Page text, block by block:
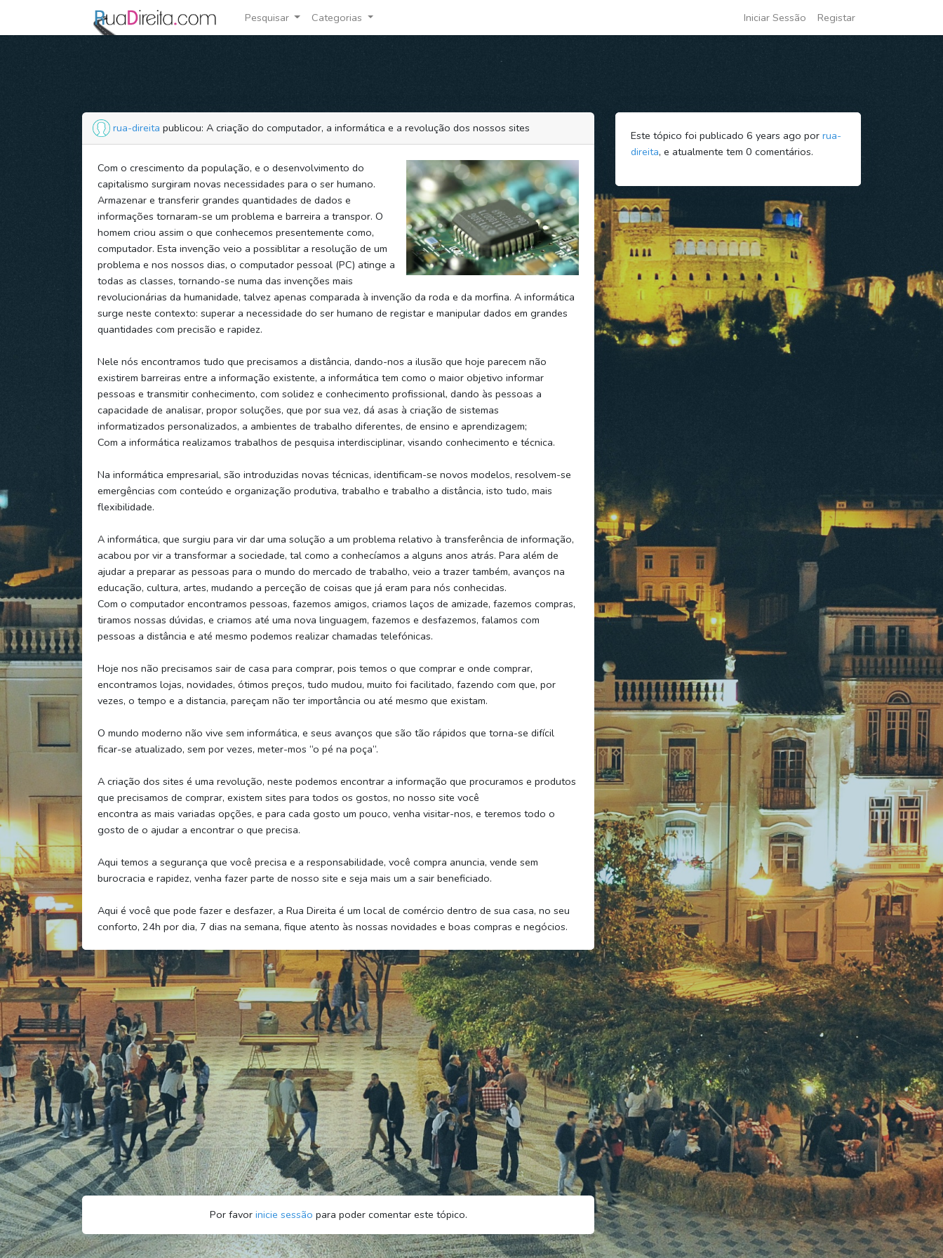
Pesquisar Categorias Iniciar Sessão Registar
rua-direita publicou: A criação do computador, a informática e a revolução dos nossos sites
Com o crescimento da população, e o desenvolvimento do
capitalismo surgiram novas necessidades para o ser humano.
Armazenar e transferir grandes quantidades de dados e
informações tornaram-se um problema e barreira a transpor. O
homem criou assim o que conhecemos presentemente como,
computador. Esta invenção veio a possiblitar a resolução de um
problema e nos nossos dias, o computador pessoal (PC) atinge a
todas as classes, tornando-se numa das invenções mais
revolucionárias da humanidade, talvez apenas comparada à invenção da roda e da morfina. A informática
surge neste contexto: superar a necessidade do ser humano de registar e manipular dados em grandes
quantidades com precisão e rapidez.
Nele nós encontramos tudo que precisamos a distância, dando-nos a ilusão que hoje parecem não
existirem barreiras entre a informação existente, a informática tem como o maior objetivo informar
pessoas e transmitir conhecimento, com solidez e conhecimento profissional, dando às pessoas a
capacidade de analisar, propor soluções, que por sua vez, dá asas à criação de sistemas
informatizados personalizados, a ambientes de trabalho diferentes, de ensino e aprendizagem;
Com a informática realizamos trabalhos de pesquisa interdisciplinar, visando conhecimento e técnica.
Na informática empresarial, são introduzidas novas técnicas, identificam-se novos modelos, resolvem-se
emergências com conteúdo e organização produtiva, trabalho e trabalho a distância, isto tudo, mais
flexibilidade.
A informática, que surgiu para vir dar uma solução a um problema relativo à transferência de informação,
acabou por vir a transformar a sociedade, tal como a conhecíamos a alguns anos atrás. Para além de
ajudar a preparar as pessoas para o mundo do mercado de trabalho, veio a trazer também, avanços na
educação, cultura, artes, mudando a perceção de coisas que já eram para nós conhecidas.
Com o computador encontramos pessoas, fazemos amigos, criamos laços de amizade, fazemos compras,
tiramos nossas dúvidas, e criamos até uma nova linguagem, fazemos e desfazemos, falamos com
pessoas a distância e até mesmo podemos realizar chamadas telefónicas.
Hoje nos não precisamos sair de casa para comprar, pois temos o que comprar e onde comprar,
encontramos lojas, novidades, ótimos preços, tudo mudou, muito foi facilitado, fazendo com que, por
vezes, o tempo e a distancia, pareçam não ter importância ou até mesmo que existam.
O mundo moderno não vive sem informática, e seus avanços que são tão rápidos que torna-se difícil
ficar-se atualizado, sem por vezes, meter-mos “o pé na poça”.
A criação dos sites é uma revolução, neste podemos encontrar a informação que procuramos e produtos
que precisamos de comprar, existem sites para todos os gostos, no nosso site você
encontra as mais variadas opções, e para cada gosto um pouco, venha visitar-nos, e teremos todo o
gosto de o ajudar a encontrar o que precisa.
Aqui temos a segurança que você precisa e a responsabilidade, você compra anuncia, vende sem
burocracia e rapidez, venha fazer parte de nosso site e seja mais um a sair beneficiado.
Aqui é você que pode fazer e desfazer, a Rua Direita é um local de comércio dentro de sua casa, no seu
conforto, 24h por dia, 7 dias na semana, fique atento às nossas novidades e boas compras e negócios.
Por favor inicie sessão para poder comentar este tópico.
Este tópico foi publicado 6 years ago por rua-
direita, e atualmente tem 0 comentários.